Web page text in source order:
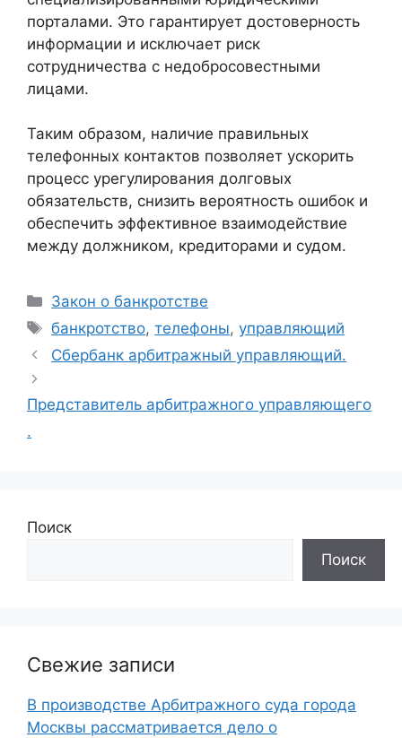
порталами. Это гарантирует достоверность
информации и исключает риск
сотрудничества с недобросовестными
лицами.
Таким образом, наличие правильных
телефонных контактов позволяет ускорить
процесс урегулирования долговых
обязательств, снизить вероятность ошибок и
обеспечить эффективное взаимодействие
между должником, кредиторами и судом.
Рубрики
Закон о банкротстве
Метки
банкротство,телефоны,управляющий
Сбербанк арбитражный управляющий.
Представитель арбитражного управляющего
.
Поиск
Поиск
Свежие записи
В производстве Арбитражного суда города
Москвы рассматривается дело о